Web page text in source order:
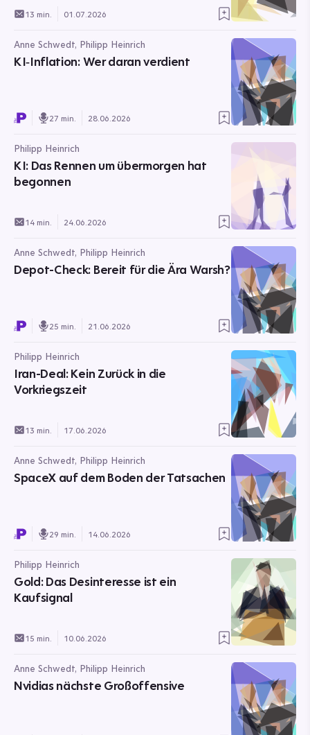
13 min. 01.07.2026
Anne Schwedt, Philipp Heinrich
KI‑Inflation: Wer daran verdient
27 min. 28.06.2026
Philipp Heinrich
KI: Das Rennen um übermorgen hat
begonnen
14 min. 24.06.2026
Anne Schwedt, Philipp Heinrich
Depot-Check: Bereit für die Ära Warsh?
25 min. 21.06.2026
Philipp Heinrich
Iran-Deal: Kein Zurück in die
Vorkriegszeit
13 min. 17.06.2026
Anne Schwedt, Philipp Heinrich
SpaceX auf dem Boden der Tatsachen
29 min. 14.06.2026
Philipp Heinrich
Gold: Das Desinteresse ist ein
Kaufsignal
15 min. 10.06.2026
Anne Schwedt, Philipp Heinrich
Nvidias nächste Großoffensive